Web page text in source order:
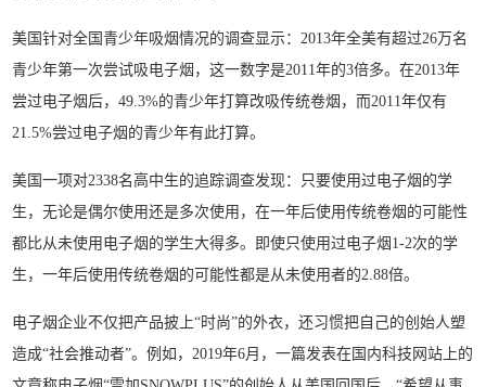
美国针对全国青少年吸烟情况的调查显示：2013年全美有超过26万名
青少年第一次尝试吸电子烟，这一数字是2011年的3倍多。在2013年
尝过电子烟后，49.3%的青少年打算改吸传统卷烟，而2011年仅有
21.5%尝过电子烟的青少年有此打算。
美国一项对2338名高中生的追踪调查发现：只要使用过电子烟的学
生，无论是偶尔使用还是多次使用，在一年后使用传统卷烟的可能性
都比从未使用电子烟的学生大得多。即使只使用过电子烟1-2次的学
生，一年后使用传统卷烟的可能性都是从未使用者的2.88倍。
电子烟企业不仅把产品披上“时尚”的外衣，还习惯把自己的创始人塑
造成“社会推动者”。例如，2019年6月，一篇发表在国内科技网站上的